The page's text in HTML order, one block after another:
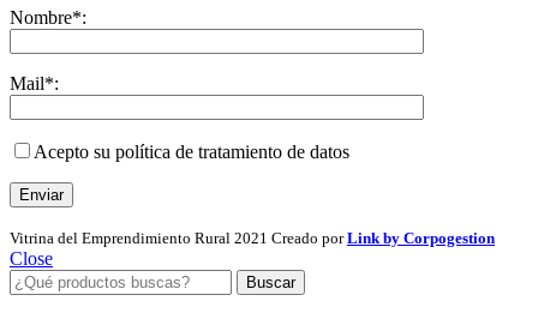
Nombre*:
Mail*:
Acepto su política de tratamiento de datos
Vitrina del Emprendimiento Rural 2021 Creado porLink by Corpogestion
Close
Buscar